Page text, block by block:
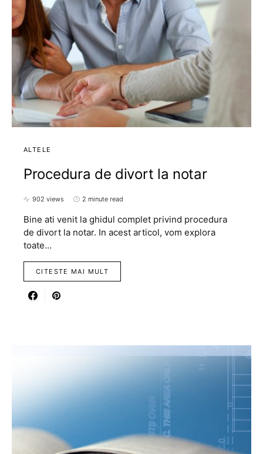
ALTELE
Procedura de divort la notar
902 views 2 minute read
Bine ati venit la ghidul complet privind procedura
de divort la notar. In acest articol, vom explora
toate…
CITESTE MAI MULT